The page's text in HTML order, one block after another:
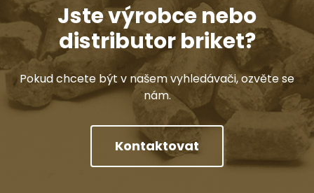
Jste výrobce nebo
distributor briket?
Pokud chcete být v našem vyhledávači, ozvěte se
nám.
Kontaktovat